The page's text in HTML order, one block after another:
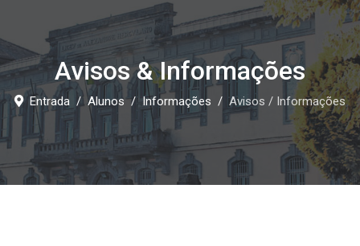
Avisos & Informações
Entrada Alunos Informações Avisos / Informações